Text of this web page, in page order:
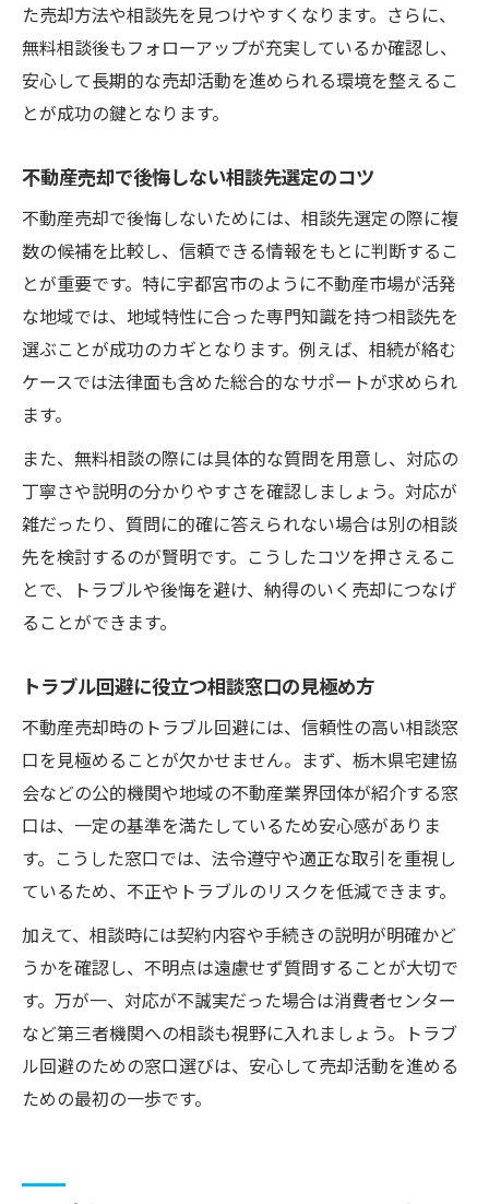
不動産売却相談先のサポート体制を確認し
よう
トラブルを未然に防ぐ相談先比較の視点
不動産売却時の無料相談で得られる安心感
た売却方法や相談先を見つけやすくなります。さらに、
無料相談後もフォローアップが充実しているか確認し、
安心して長期的な売却活動を進められる環境を整えるこ
とが成功の鍵となります。
不動産売却で後悔しない相談先選定のコツ
不動産売却で後悔しないためには、相談先選定の際に複
数の候補を比較し、信頼できる情報をもとに判断するこ
とが重要です。特に宇都宮市のように不動産市場が活発
な地域では、地域特性に合った専門知識を持つ相談先を
選ぶことが成功のカギとなります。例えば、相続が絡む
ケースでは法律面も含めた総合的なサポートが求められ
ます。
また、無料相談の際には具体的な質問を用意し、対応の
丁寧さや説明の分かりやすさを確認しましょう。対応が
雑だったり、質問に的確に答えられない場合は別の相談
先を検討するのが賢明です。こうしたコツを押さえるこ
とで、トラブルや後悔を避け、納得のいく売却につなげ
ることができます。
トラブル回避に役立つ相談窓口の見極め方
不動産売却時のトラブル回避には、信頼性の高い相談窓
口を見極めることが欠かせません。まず、栃木県宅建協
会などの公的機関や地域の不動産業界団体が紹介する窓
口は、一定の基準を満たしているため安心感がありま
す。こうした窓口では、法令遵守や適正な取引を重視し
ているため、不正やトラブルのリスクを低減できます。
加えて、相談時には契約内容や手続きの説明が明確かど
うかを確認し、不明点は遠慮せず質問することが大切で
す。万が一、対応が不誠実だった場合は消費者センター
など第三者機関への相談も視野に入れましょう。トラブ
ル回避のための窓口選びは、安心して売却活動を進める
ための最初の一歩です。